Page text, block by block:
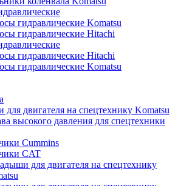
гидравлические Komatsu
гидравлические Hitachi
гидравлические Hitachi
гидравлические Komatsu
двигателя на спецтехнику Komatsu
высокого давления для спецтехники
Cummins
CAT
для двигателя на спецтехнику